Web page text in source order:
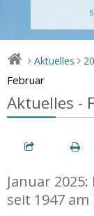
> Aktuelles >
Februar
Aktuelles -
Januar
seit 1947 am